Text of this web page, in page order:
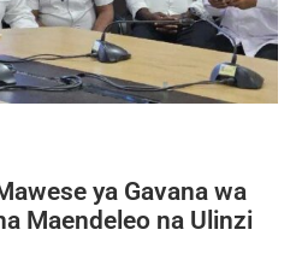
ya Gavana wa
Maendeleo na Ulinzi